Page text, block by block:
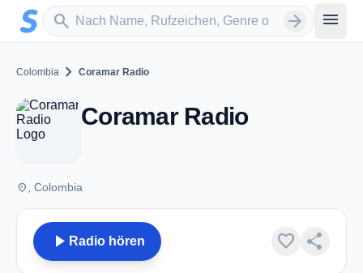
Zum Hauptinhalt springen
search
Sender suchen arrow_forward menu
Colombia chevron_right Coramar Radio
Coramar Radio
place , Colombia
play_arrow Radio hören favorite share